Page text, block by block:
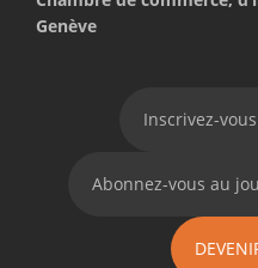
Genève
Inscrivez-
Abonnez-vous au